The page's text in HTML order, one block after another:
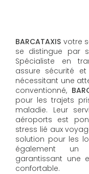
BARCATAXIS votre
se distingue par
Spécialiste en
assure sécurité
nécessitant une
conventionné,
pour les trajets
maladie. Leur
aéroports est
stress lié aux
solution pour les
également un
garantissant une
confortable.